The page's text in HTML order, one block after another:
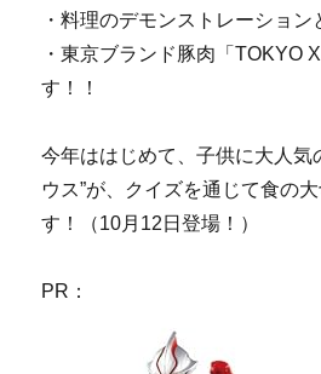
・料理のデモンストレーション
・東京ブランド豚肉「TOKYO
す！！
今年ははじめて、子供に大人気
ウス”が、クイズを通じて食の
す！（10月12日登場！）
PR：